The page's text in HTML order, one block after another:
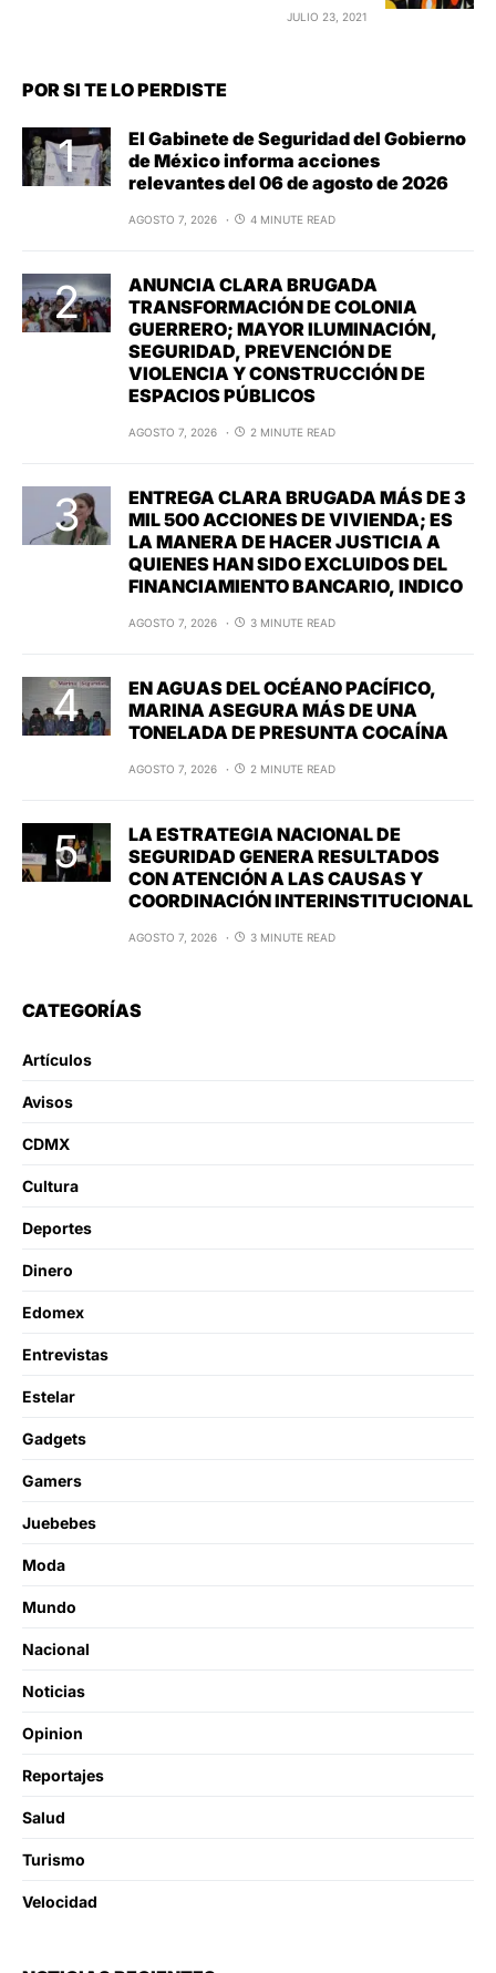
JULIO 23, 2021
POR SI TE LO PERDISTE
El Gabinete de Seguridad del Gobierno
de México informa acciones
relevantes del 06 de agosto de 2026
AGOSTO 7, 2026 4 MINUTE READ
ANUNCIA CLARA BRUGADA
TRANSFORMACIÓN DE COLONIA
GUERRERO; MAYOR ILUMINACIÓN,
SEGURIDAD, PREVENCIÓN DE
VIOLENCIA Y CONSTRUCCIÓN DE
ESPACIOS PÚBLICOS
AGOSTO 7, 2026 2 MINUTE READ
ENTREGA CLARA BRUGADA MÁS DE 3
MIL 500 ACCIONES DE VIVIENDA; ES
LA MANERA DE HACER JUSTICIA A
QUIENES HAN SIDO EXCLUIDOS DEL
FINANCIAMIENTO BANCARIO, INDICO
AGOSTO 7, 2026 3 MINUTE READ
EN AGUAS DEL OCÉANO PACÍFICO,
MARINA ASEGURA MÁS DE UNA
TONELADA DE PRESUNTA COCAÍNA
AGOSTO 7, 2026 2 MINUTE READ
LA ESTRATEGIA NACIONAL DE
SEGURIDAD GENERA RESULTADOS
CON ATENCIÓN A LAS CAUSAS Y
COORDINACIÓN INTERINSTITUCIONAL
AGOSTO 7, 2026 3 MINUTE READ
CATEGORÍAS
Artículos
Avisos
CDMX
Cultura
Deportes
Dinero
Edomex
Entrevistas
Estelar
Gadgets
Gamers
Juebebes
Moda
Mundo
Nacional
Noticias
Opinion
Reportajes
Salud
Turismo
Velocidad